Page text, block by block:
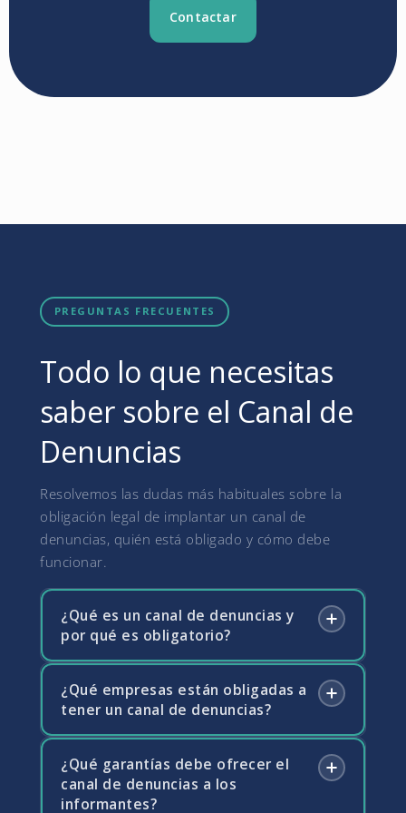
Contactar
PREGUNTAS FRECUENTES
Todo lo que necesitas
saber sobre el Canal de
Denuncias
Resolvemos las dudas más habituales sobre la
obligación legal de implantar un canal de
denuncias, quién está obligado y cómo debe
funcionar.
¿Qué es un canal de denuncias y
por qué es obligatorio?
El canal de denuncias es un sistema interno
que permite a empleados, proveedores y
otros grupos de interés comunicar de forma
confidencial posibles irregularidades o
incumplimientos legales en la empresa. La
Ley 2/2023 de protección de las personas
¿Qué empresas están obligadas a
tener un canal de denuncias?
Desde el 1 de diciembre de 2023 están
obligadas todas las empresas con 50 o más
¿Qué garantías debe ofrecer el
canal de denuncias a los
informantes?